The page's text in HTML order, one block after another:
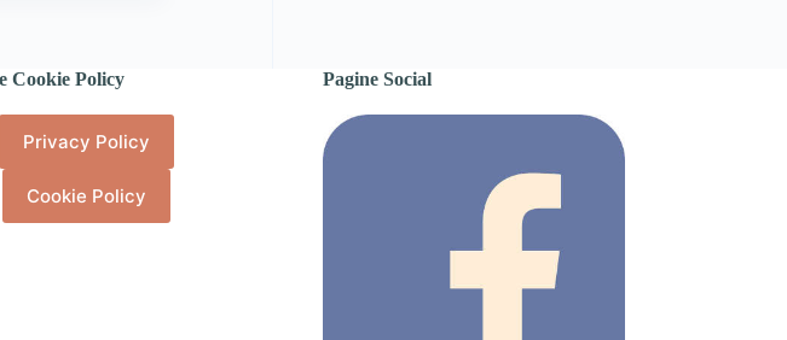
Cookie Policy
Privacy Policy
Cookie Policy
Pagine Social